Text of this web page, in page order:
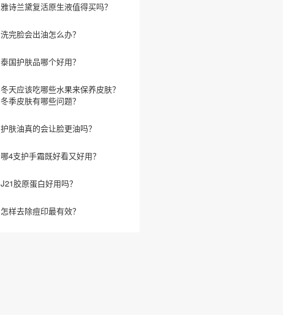
雅诗兰黛复活原生液值得买吗？
洗完脸会出油怎么办？
泰国护肤品哪个好用？
冬天应该吃哪些水果来保养皮肤？
冬季皮肤有哪些问题？
护肤油真的会让脸更油吗？
哪4支护手霜既好看又好用？
J21胶原蛋白好用吗？
怎样去除痘印最有效？